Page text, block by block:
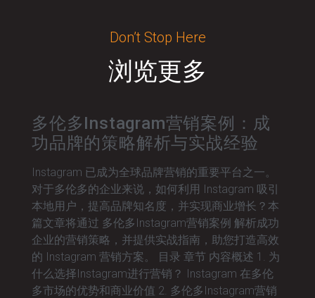
Don’t Stop Here
浏览更多
多伦多Instagram营销案例：成
功品牌的策略解析与实战经验
Instagram 已成为全球品牌营销的重要平台之一。
对于多伦多的企业来说，如何利用 Instagram 吸引
本地用户，提高品牌知名度，并实现商业增长？本
篇文章将通过 多伦多Instagram营销案例 解析成功
企业的营销策略，并提供实战指南，助您打造高效
的 Instagram 营销方案。 目录 章节 内容概述 1. 为
什么选择Instagram进行营销？ Instagram 在多伦
多市场的优势和商业价值 2. 多伦多Instagram营销